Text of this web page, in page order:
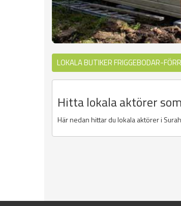
LOKALA BUTIKER FRIGGEBODAR-
Hitta lokala aktörer
Här nedan hittar du lokala aktörer i